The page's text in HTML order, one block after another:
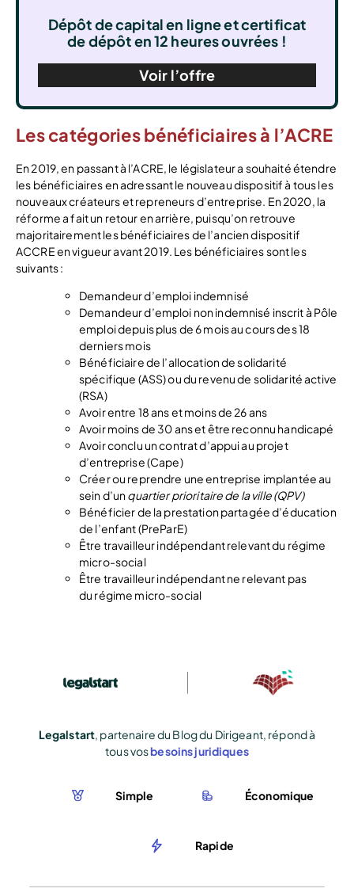
Dépôt de capital en ligne et certificat
de dépôt en 12 heures ouvrées !
Voir l’offre
Les catégories bénéficiaires à l’ACRE
En 2019, en passant à l’ACRE, le législateur a souhaité étendre
les bénéficiaires en adressant le nouveau dispositif à tous les
nouveaux créateurs et repreneurs d’entreprise. En 2020, la
réforme a fait un retour en arrière, puisqu’on retrouve
majoritairement les bénéficiaires de l’ancien dispositif
ACCRE en vigueur avant 2019. Les bénéficiaires sont les
suivants :
Demandeur d’emploi indemnisé
Demandeur d’emploi non indemnisé inscrit à Pôle
emploi depuis plus de 6 mois au cours des 18
derniers mois
Bénéficiaire de l’allocation de solidarité
spécifique (ASS) ou du revenu de solidarité active
(RSA)
Avoir entre 18 ans et moins de 26 ans
Avoir moins de 30 ans et être reconnu handicapé
Avoir conclu un contrat d’appui au projet
d’entreprise (Cape)
Créer ou reprendre une entreprise implantée au
sein d’unquartier prioritaire de la ville (QPV)
Bénéficier de la prestation partagée d’éducation
de l’enfant (PreParE)
Être travailleur indépendant relevant du régime
micro-social
Être travailleur indépendant ne relevant pas
du régime micro-social
Legalstart, partenaire du Blog du Dirigeant, répond à
tous vosbesoins juridiques
Simple Économique
Rapide